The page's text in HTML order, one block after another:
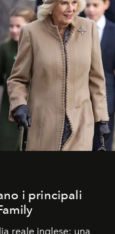
i principali
reale inglese: una